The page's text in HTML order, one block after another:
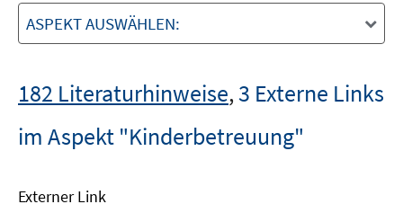
ASPEKT AUSWÄHLEN:
182 Literaturhinweise,3 Externe Links
im Aspekt "Kinderbetreuung"
Externer Link